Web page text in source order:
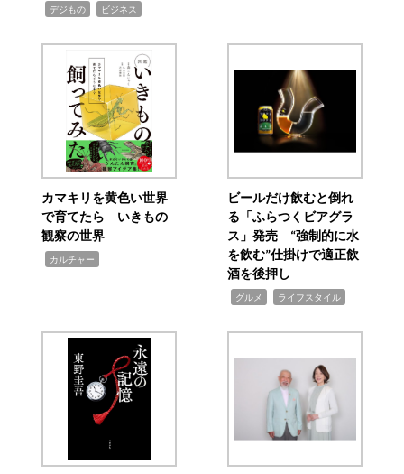
デジもの ビジネス
カマキリを黄色い世界
で育てたら いきもの
観察の世界
カルチャー
ビールだけ飲むと倒れ
る「ふらつくビアグラ
ス」発売 “強制的に水
を飲む”仕掛けで適正飲
酒を後押し
グルメ ライフスタイル